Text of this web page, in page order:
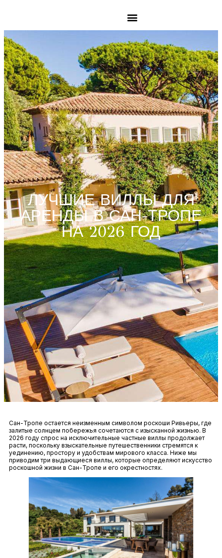
ЛУЧШИЕ ВИЛЛЫ ДЛЯ
АРЕНДЫ В САН-ТРОПЕ
НА 2026 ГОД
Сан-Тропе остается неизменным символом роскоши Ривьеры, где
залитые солнцем побережья сочетаются с изысканной жизнью. В
2026 году спрос на исключительные частные виллы продолжает
расти, поскольку взыскательные путешественники стремятся к
уединению, простору и удобствам мирового класса. Ниже мы
приводим три выдающиеся виллы, которые определяют искусство
роскошной жизни в Сан-Тропе и его окрестностях.